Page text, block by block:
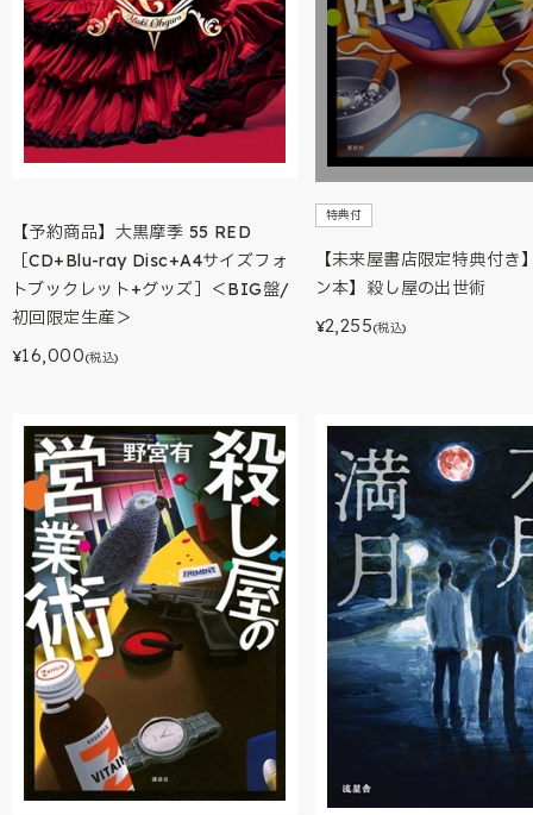
【予約商品】大黒摩季 55 RED
［CD+Blu-ray Disc+A4サイズフォ
トブックレット+グッズ］＜BIG盤/
初回限定生産＞
¥16,000(税込)
特典付
【未来屋書店限定特典付き
ン本】殺し屋の出世術
¥2,255(税込)